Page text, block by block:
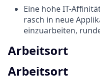
Eine hohe IT-
rasch in neue
einzuarbeiten,
Arbeitsort
Arbeitsort